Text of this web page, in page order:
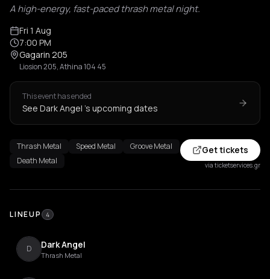
A high-energy, fast-paced thrash metal night.
Fri 1 Aug
7:00 PM
Gagarin 205
Liosion 205, Athina 104 45
This event has ended
See Dark Angel 's upcoming dates
Thrash Metal Speed Metal
Groove Metal
Death Metal
Get tickets
via ticketservices.gr
LINEUP 4
D Dark Angel
Thrash Metal